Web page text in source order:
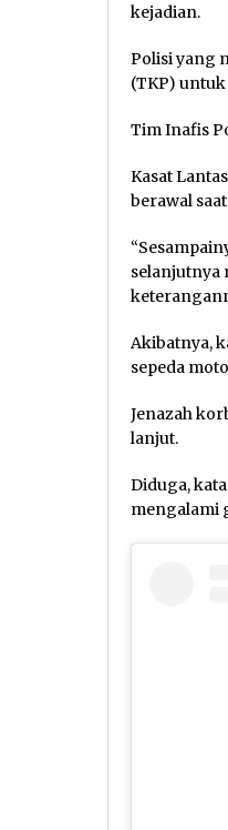
kejadian.
Polisi yang
(TKP)
Tim Inafis
Kasat
berawal
selanjutnya
Akibatnya,
sepeda
Jenazah
lanjut.
Diduga,
mengalami